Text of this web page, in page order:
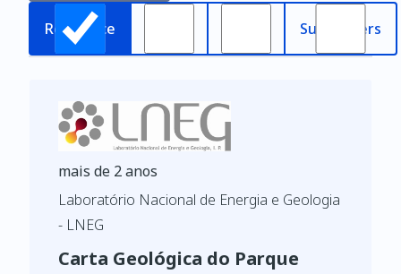
Relevance Subscribers
mais de 2 anos
Laboratório Nacional de Energia e Geologia
- LNEG
Carta Geológica do Parque